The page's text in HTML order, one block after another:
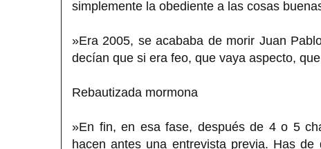
simplemente la obediente a las cosas
»Era 2005, se acababa de morir Juan
decían que si era feo, que vaya aspecto,
Rebautizada mormona
»En fin, en esa fase, después de 4 o 5
hacen antes una entrevista previa. Has